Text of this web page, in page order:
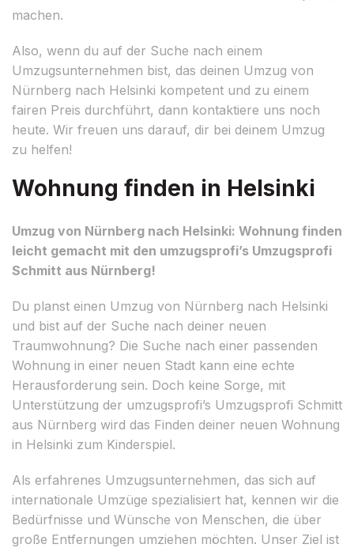
machen.
Also, wenn du auf der Suche nach einem
Umzugsunternehmen bist, das deinen Umzug von
Nürnberg nach Helsinki kompetent und zu einem
fairen Preis durchführt, dann kontaktiere uns noch
heute. Wir freuen uns darauf, dir bei deinem Umzug
zu helfen!
Wohnung finden in Helsinki
Umzug von Nürnberg nach Helsinki: Wohnung finden
leicht gemacht mit den umzugsprofi’s Umzugsprofi
Schmitt aus Nürnberg!
Du planst einen Umzug von Nürnberg nach Helsinki
und bist auf der Suche nach deiner neuen
Traumwohnung? Die Suche nach einer passenden
Wohnung in einer neuen Stadt kann eine echte
Herausforderung sein. Doch keine Sorge, mit
Unterstützung der umzugsprofi’s Umzugsprofi Schmitt
aus Nürnberg wird das Finden deiner neuen Wohnung
in Helsinki zum Kinderspiel.
Als erfahrenes Umzugsunternehmen, das sich auf
internationale Umzüge spezialisiert hat, kennen wir die
Bedürfnisse und Wünsche von Menschen, die über
große Entfernungen umziehen möchten. Unser Ziel ist